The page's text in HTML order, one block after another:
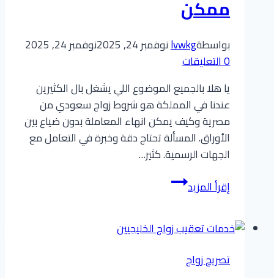
بيان
الصحة
2026
ممكن
بواسطةlvwkgنوفمبر 24, 2025
نوفمبر 24, 2025
0 التعليقات
يا هلا بالجميع الموضوع اللي يشغل بال الكثيرين
عندنا في المملكة هو شروط زواج سعودي من
مصرية وكيف يمكن انهاء المعاملة بدون ضياع بين
الأوراق. المسألة تحتاج دقة وخبرة في التعامل مع
الجهات الرسمية. كثير…
إقرأ المزيدشروط
زواج
من
سرتصريح زواج